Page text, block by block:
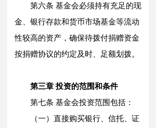
第六条 基金会必须持有充足的现
金、银行存款和货币市场基金等流动
性较高的资产，确保待拨付捐赠资金
按捐赠协议的约定及时、足额划拨。
第三章 投资的范围和条件
第七条 基金会投资范围包括：
（一）直接购买银行、信托、证